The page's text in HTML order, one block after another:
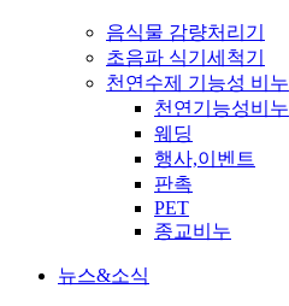
음식물 감량처리기
초음파 식기세척기
천연수제 기능성 비누
천연기능성비누
웨딩
행사,이벤트
판촉
PET
종교비누
뉴스&소식